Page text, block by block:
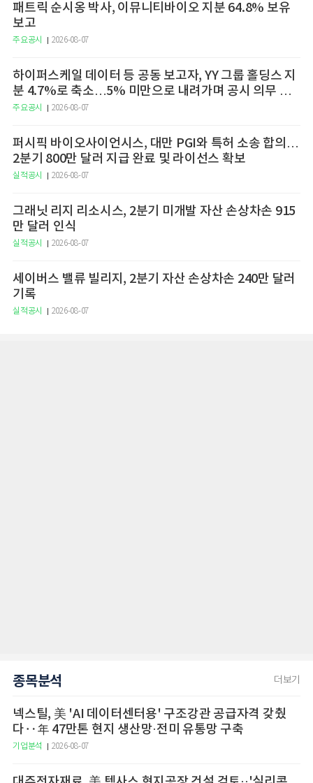
패트릭 순시옹 박사, 이뮤니티바이오 지분 64.8% 보유
보고
주요공시 2026-08-07
하이퍼스케일 데이터 등 공동 보고자, YY 그룹 홀딩스 지
분 4.7%로 축소…5% 미만으로 내려가며 공시 의무 종
료
주요공시 2026-08-07
퍼시픽 바이오사이언시스, 대만 PGI와 특허 소송 합의…
2분기 800만 달러 지급 완료 및 라이선스 확보
실적공시 2026-08-07
그래닛 리지 리소시스, 2분기 미개발 자산 손상차손 915
만 달러 인식
실적공시 2026-08-07
세이버스 밸류 빌리지, 2분기 자산 손상차손 240만 달러
기록
실적공시 2026-08-07
종목분석 더보기
넥스틸, 美 'AI 데이터센터용' 구조강관 공급자격 갖췄
다‥年 47만톤 현지 생산망·전미 유통망 구축
기업분석 2026-08-07